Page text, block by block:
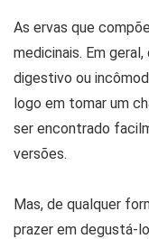
As ervas que
medicinais. Em
digestivo ou
logo em tomar um
ser encontrado
versões.
Mas, de qualquer
prazer em degustá-